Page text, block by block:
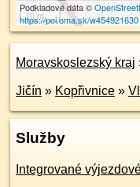
10 m
Podkladové dáta ©
https://poi.oma.sk/w454921630
Moravskoslezský kraj
Jičín » Kopřivnice »
Služby
Integrované